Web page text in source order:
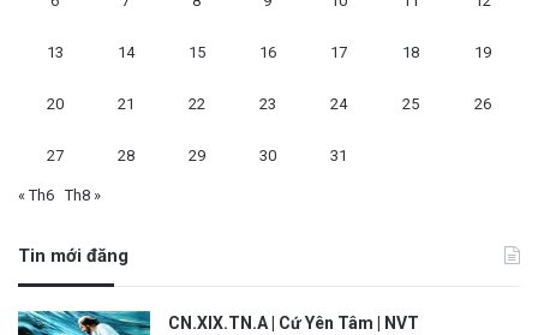
13 14 15 16 17 18 19
20 21 22 23 24 25 26
27 28 29 30 31
« Th6 Th8 »
Tin mới đăng
CN.XIX.TN.A | Cứ Yên Tâm | NVT